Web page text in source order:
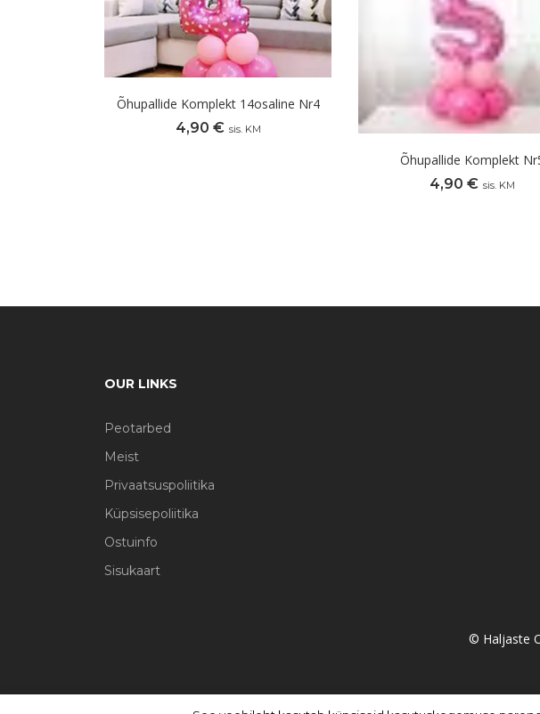
Õhupallide Komplekt 14osaline Nr4
4,90 € sis. KM
Õhupallide Komplekt
4,90 € sis. KM
OUR LINKS
Peotarbed
Meist
Privaatsuspoliitika
Küpsisepoliitika
Ostuinfo
Sisukaart
© Haljaste